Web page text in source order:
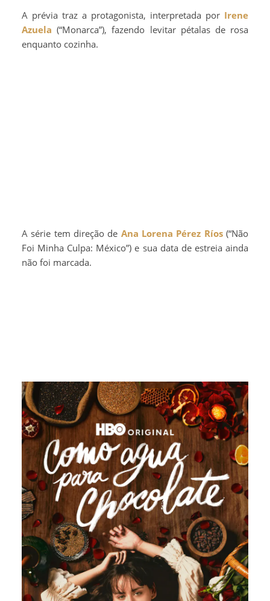
A prévia traz a protagonista, interpretada por Irene
Azuela (“Monarca”), fazendo levitar pétalas de rosa
enquanto cozinha.
A série tem direção de Ana Lorena Pérez Ríos(“Não
Foi Minha Culpa: México”) e sua data de estreia ainda
não foi marcada.